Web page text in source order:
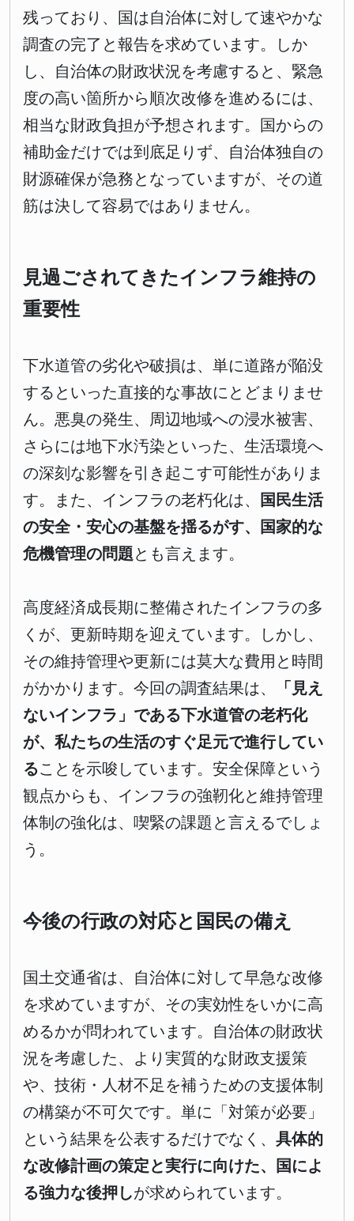
残っており、国は自治体に対して速やかな
調査の完了と報告を求めています。しか
し、自治体の財政状況を考慮すると、緊急
度の高い箇所から順次改修を進めるには、
相当な財政負担が予想されます。国からの
補助金だけでは到底足りず、自治体独自の
財源確保が急務となっていますが、その道
筋は決して容易ではありません。
見過ごされてきたインフラ維持の
重要性
下水道管の劣化や破損は、単に道路が陥没
するといった直接的な事故にとどまりませ
ん。悪臭の発生、周辺地域への浸水被害、
さらには地下水汚染といった、生活環境へ
の深刻な影響を引き起こす可能性がありま
す。また、インフラの老朽化は、
国民生活
の安全・安心の基盤を揺るがす、国家的な
危機管理の問題とも言えます。
高度経済成長期に整備されたインフラの多
くが、更新時期を迎えています。しかし、
その維持管理や更新には莫大な費用と時間
がかかります。今回の調査結果は、
「見え
ないインフラ」である下水道管の老朽化
が、私たちの生活のすぐ足元で進行してい
ることを示唆しています。安全保障という
観点からも、インフラの強靭化と維持管理
体制の強化は、喫緊の課題と言えるでしょ
う。
今後の行政の対応と国民の備え
国土交通省は、自治体に対して早急な改修
を求めていますが、その実効性をいかに高
めるかが問われています。自治体の財政状
況を考慮した、より実質的な財政支援策
や、技術・人材不足を補うための支援体制
の構築が不可欠です。単に「対策が必要」
という結果を公表するだけでなく、 具体的
な改修計画の策定と実行に向けた、国によ
る強力な後押しが求められています。